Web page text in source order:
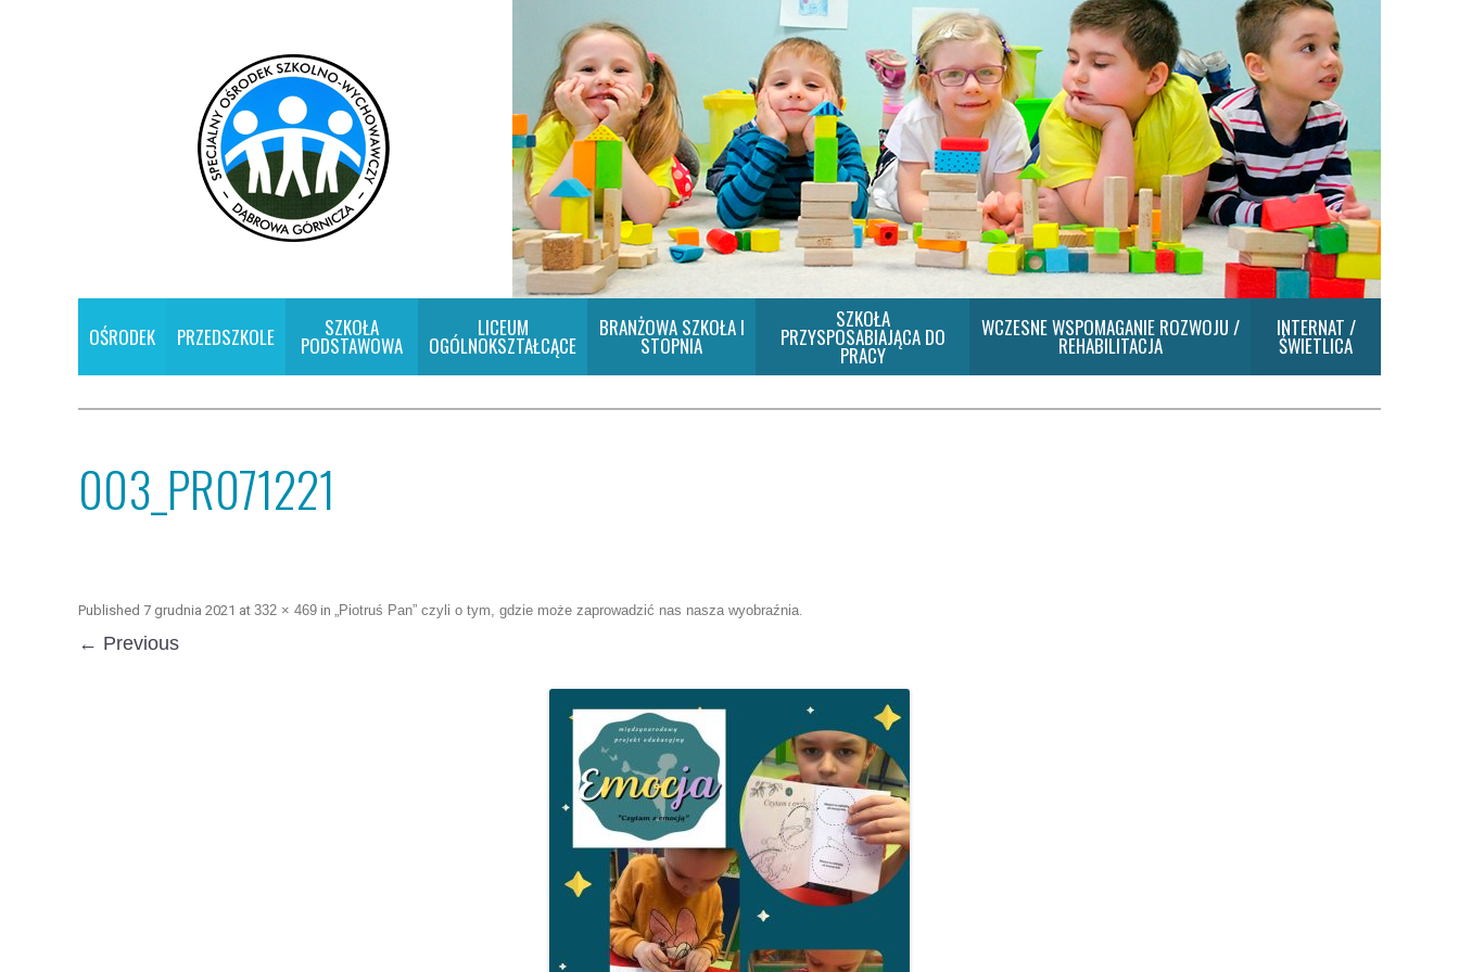
OŚRODEK PRZEDSZKOLE SZKOŁA
PODSTAWOWA
LICEUM
OGÓLNOKSZTAŁCĄCE
BRANŻOWA SZKOŁA I
STOPNIA
SZKOŁA
PRZYSPOSABIAJĄCA DO
PRACY
WCZESNE WSPOMAGANIE ROZWOJU /
REHABILITACJA
INTERNAT /
ŚWIETLICA
003_PR071221
Published 7 grudnia 2021 at 332 × 469 in „Piotruś Pan” czyli o tym, gdzie może zaprowadzić nas nasza wyobraźnia.
← Previous